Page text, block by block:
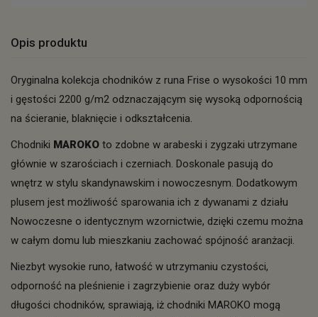
Opis produktu
Oryginalna kolekcja chodników z runa Frise o wysokości 10 mm
i gęstości 2200 g/m2 odznaczającym się wysoką odpornością
na ścieranie, blaknięcie i odkształcenia.
Chodniki MAROKO to zdobne w arabeski i zygzaki utrzymane
głównie w szarościach i czerniach. Doskonale pasują do
wnętrz w stylu skandynawskim i nowoczesnym. Dodatkowym
plusem jest możliwość sparowania ich z dywanami z działu
Nowoczesne o identycznym wzornictwie, dzięki czemu można
w całym domu lub mieszkaniu zachować spójność aranżacji.
Niezbyt wysokie runo, łatwość w utrzymaniu czystości,
odporność na pleśnienie i zagrzybienie oraz duży wybór
długości chodników, sprawiają, iż chodniki MAROKO mogą